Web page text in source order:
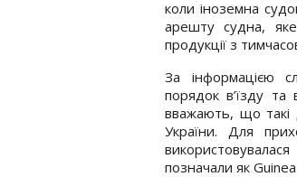
коли іноземна
арешту судна,
продукції з
За інформацією
порядок в’їзду та
вважають, що такі
України. Для
позначали як